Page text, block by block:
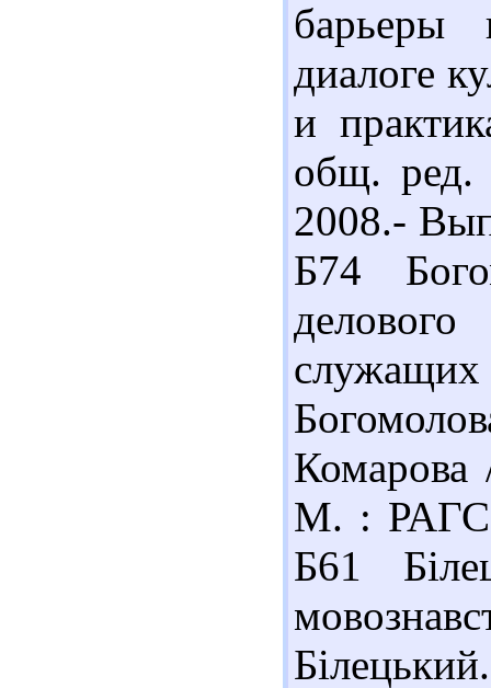
диалоге
и
общ.
2008.-
Б74
М. : РАГС,
Б61